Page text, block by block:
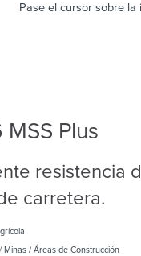
Pase el cursor sobre
Plus
resistencia
carretera.
Minas / Áreas de Construcción